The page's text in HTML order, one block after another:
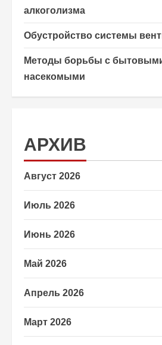
алкоголизма
Обустройство системы
Методы борьбы с
насекомыми
АРХИВ
Август 2026
Июль 2026
Июнь 2026
Май 2026
Апрель 2026
Март 2026